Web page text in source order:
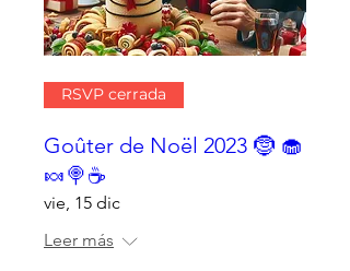
RSVP cerrada
Goûter de Noël 2023 🤶 🧁
🍬🍭☕
vie, 15 dic
Leer más